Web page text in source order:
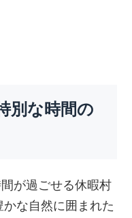
別な時間の
が過ごせる休暇村
な自然に囲まれた